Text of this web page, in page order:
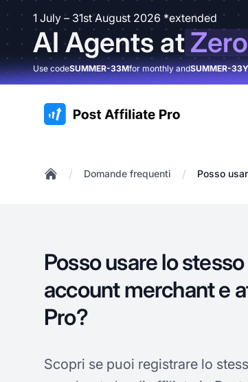
1 July – 31st August 2026 *extended
AI Agents at
Use codeSUMMER-33Mfor monthly andSUMMER-33Y
:site.title
/ Domande frequenti / Posso
Posso usare lo
account merchant e
Pro?
Scopri se puoi registrare lo